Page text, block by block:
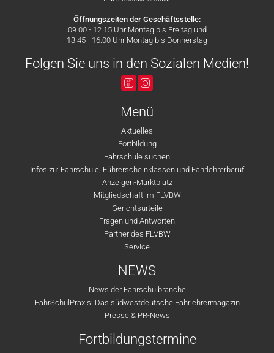
Öffnungszeiten der Geschäftsstelle:
09.00 - 12.15 Uhr Montag bis Freitag und
13.45 - 16.00 Uhr Montag bis Donnerstag
Folgen Sie uns in den Sozialen Medien!
Menü
Aktuelles
Fortbildung
Fahrschule suchen
Infos zu: Fahrschule, Führerscheinklassen und Fahrlehrerberuf
Anzeigen-Marktplatz
Mitgliedschaft im FLVBW
Gerichtsurteile
Fragen und Antworten
Partner des FLVBW
Service
NEWS
News der Fahrschulbranche
FahrSchulPraxis: Das südwestdeutsche Fahrlehrermagazin
Presse & PR-News
Fortbildungstermine